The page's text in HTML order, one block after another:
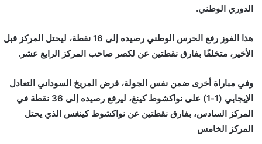
الدوري الوطني.
هذا الفوز رفع الحرس الوطني رصيده إلى 16 نقطة، ليحتل المركز قبل
الأخير، متخلفًا بفارق نقطتين عن لكصر صاحب المركز الرابع عشر.
وفي مباراة أخرى ضمن نفس الجولة، فرض المريخ السوداني التعادل
الإيجابي (1-1) على نواكشوط كينغ، ليرفع رصيده إلى 36 نقطة في
المركز السادس، بفارق نقطتين عن نواكشوط كينغس الذي يحتل
المركز الخامس